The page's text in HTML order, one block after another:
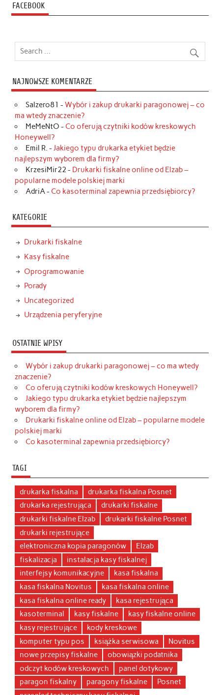
FACEBOOK
NAJNOWSZE KOMENTARZE
Salzero81 - Wybór i zakup drukarki paragonowej – co
ma wtedy znaczenie?
MeMeNtO - Co oferują czytniki kodów kreskowych
Honeywell?
Emil R. - Jakiego typu drukarka etykiet będzie
najlepszym wyborem dla firmy?
KrzesiMir22 - Drukarki fiskalne online od Elzab –
popularne modele polskiej marki
AdriA- Co kasoterminal zapewnia przedsiębiorcy?
KATEGORIE
Drukarki fiskalne
Kasy fiskalne
Oprogramowanie
Porady
Uncategorized
Urządzenia peryferyjne
OSTATNIE WPISY
Wybór i zakup drukarki paragonowej – co ma wtedy
znaczenie?
Co oferują czytniki kodów kreskowych Honeywell?
Jakiego typu drukarka etykiet będzie najlepszym
wyborem dla firmy?
Drukarki fiskalne online od Elzab – popularne modele
polskiej marki
Co kasoterminal zapewnia przedsiębiorcy?
TAGI
drukarka fiskalna
drukarka fiskalna Posnet
drukarka rejestrująca
drukarki fiskalne
drukarki fiskalne Elzab
drukarki fiskalne Posnet
drukarki rejestrujące
elektroniczna kopia paragonów
Elzab
fiskalizacja
instalacja kasy fiskalnej
interfejsy komunikacyjne
kasa fiskalna
kasa fiskalna Novitus
kasa fiskalna online
kasa fiskalna online ready
kasa rejestrująca
kasoterminal
kasy fiskalne
kasy fiskalne online
kasy rejestrujące
kody kreskowe
komputer typu pos
książka serwisowa
Novitus
nowe przepisy fiskalne
obowiązki podatnika
odczyt kodów kreskowych
panel dotykowy
paragon fiskalny
paragony fiskalne
Posnet